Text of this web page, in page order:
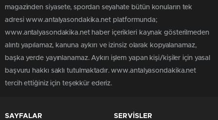
magazinden siyasete, spordan seyahate bütün konuların tek
adresi www.antalyasondakika.net platformunda;
www.antalyasondakika.net haber içerikleri kaynak gösterilmeden
alıntı yapılamaz, kanuna aykırı ve izinsiz olarak kopyalanamaz,
başka yerde yayınlanamaz. Aykırı işlem yapan kişi/kişiler için yasal
başvuru hakkı saklı tutulmaktadır. www.antalyasondakika.net
tercih ettiğiniz için teşekkür ederiz.
SAYFALAR SERVİSLER